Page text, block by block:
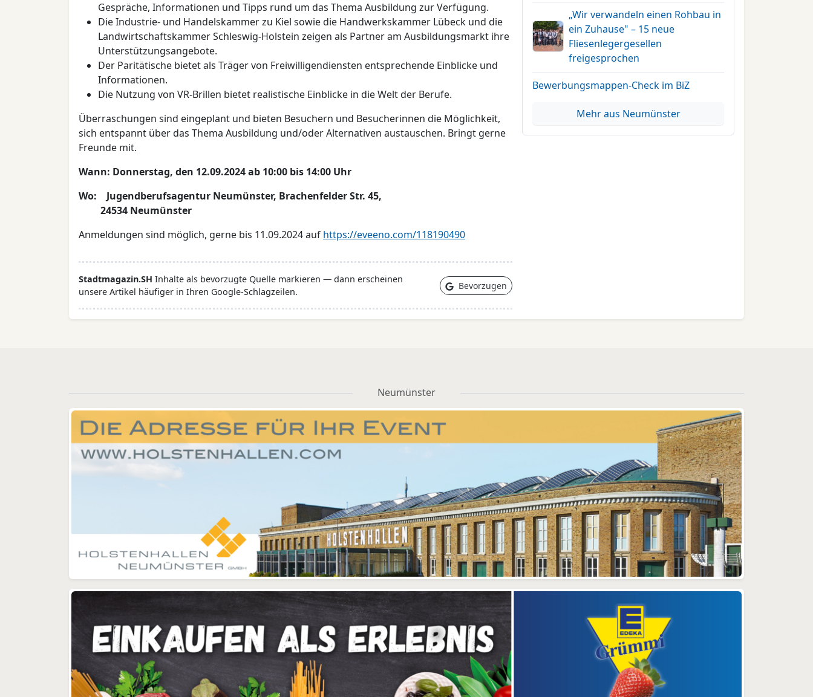
Gespräche, Informationen und Tipps rund um das Thema Ausbildung zur Verfügung.
Die Industrie- und Handelskammer zu Kiel sowie die Handwerkskammer Lübeck und die
Landwirtschaftskammer Schleswig-Holstein zeigen als Partner am Ausbildungsmarkt ihre
Unterstützungsangebote.
Der Paritätische bietet als Träger von Freiwilligendiensten entsprechende Einblicke und
Informationen.
Die Nutzung von VR-Brillen bietet realistische Einblicke in die Welt der Berufe.
Überraschungen sind eingeplant und bieten Besuchern und Besucherinnen die Möglichkeit,
sich entspannt über das Thema Ausbildung und/oder Alternativen austauschen. Bringt gerne
Freunde mit.
Wann: Donnerstag, den 12.09.2024 ab 10:00 bis 14:00 Uhr
Wo: Jugendberufsagentur Neumünster, Brachenfelder Str. 45,
24534 Neumünster
Anmeldungen sind möglich, gerne bis 11.09.2024 auf https://eveeno.com/118190490
Stadtmagazin.SH Inhalte als bevorzugte Quelle markieren — dann erscheinen
unsere Artikel häufiger in Ihren Google-Schlagzeilen.
Bevorzugen
„Wir verwandeln einen Rohbau in
ein Zuhause" – 15 neue
Fliesenlegergesellen
freigesprochen
Bewerbungsmappen-Check im BiZ
Mehr aus Neumünster
Neumünster